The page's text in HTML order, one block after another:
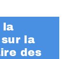
la
la
des